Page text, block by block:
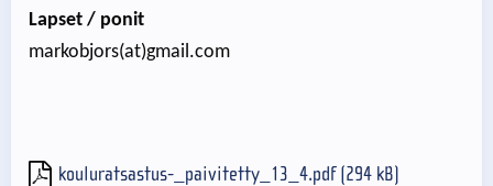
Lapset / ponit
markobjors(at)gmail.com
kouluratsastus-_paivitetty_13_4.pdf (294 kB)